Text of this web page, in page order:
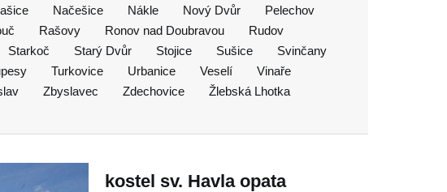
Načešice Nákle Nový Dvůr
Pelechov
Rašovy Ronov nad Doubravou
Rudov
Starkoč Starý Dvůr Stojice Sušice
Svinčany
Turkovice Urbanice Veselí
Vinaře
Zbyslavec Zdechovice
Žlebská Lhotka
kostel sv. Havla opata